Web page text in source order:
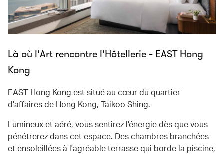
Là où l'Art rencontre l'Hôtellerie - EAST Hong
Kong
EAST Hong Kong est situé au cœur du quartier
d'affaires de Hong Kong, Taikoo Shing.
Lumineux et aéré, vous sentirez l'énergie dès que vous
pénétrerez dans cet espace. Des chambres branchées
et ensoleillées à l'agréable terrasse qui borde la piscine,